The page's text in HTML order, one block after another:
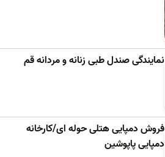
نمایندگی صندل طبی زنانه و مردانه قم
فروش دمپایی هتلی حوله ای/کارخانه
دمپایی پاپوشین